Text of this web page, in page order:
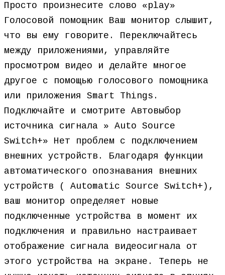
Просто произнесите слово «play»
Голосовой помощник Ваш монитор слышит,
что вы ему говорите. Переключайтесь
между приложениями, управляйте
просмотром видео и делайте многое
другое с помощью голосового помощника
или приложения Smart Things.
Подключайте и смотрите Автовыбор
источника сигнала » Auto Source
Switch+» Нет проблем с подключением
внешних устройств. Благодаря функции
автоматического опознавания внешних
устройств ( Automatic Source Switch+),
ваш монитор определяет новые
подключенные устройства в момент их
подключения и правильно настраивает
отображение сигнала видеосигнала от
этого устройства на экране. Теперь не